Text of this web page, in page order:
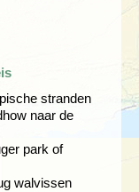
stranden
naar de
park of
walvissen